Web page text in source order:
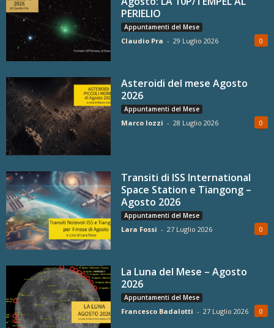
PERIELIO
Appuntamenti del Mese
Claudio Pra - 29 Luglio 2026 0
Asteroidi del mese Agosto
2026
Appuntamenti del Mese
Marco Iozzi - 28 Luglio 2026 0
Transiti di ISS International
Space Station e Tiangong –
Agosto 2026
Appuntamenti del Mese
Lara Fossi - 27 Luglio 2026 0
La Luna del Mese – Agosto
2026
Appuntamenti del Mese
Francesco Badalotti - 27 Luglio 2026 0